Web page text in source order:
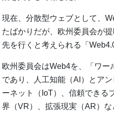
現在、分散型ウェブとして、
たばかりだが、欧州委員会が
先を行くと考えられる「
欧州委員会はWeb4を、「ワー
であり、人工知能（AI）とア
ーネット（IoT）、信頼できる
界（VR）、拡張現実（AR）